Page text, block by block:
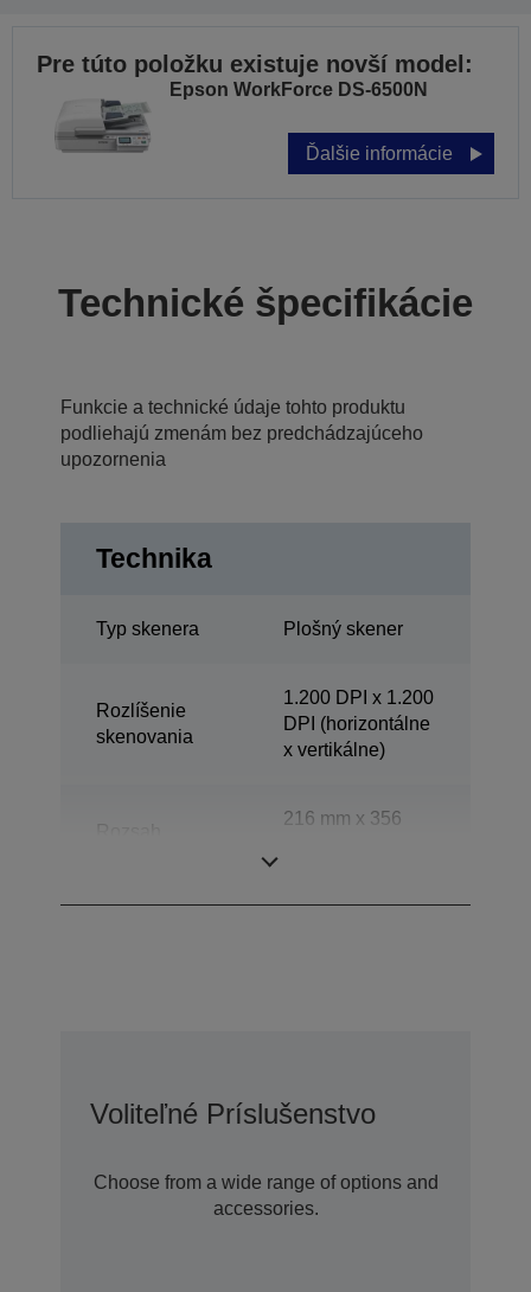
Pre túto položku existuje novší model:
Epson WorkForce DS-6500N
Ďalšie informácie
Technické špecifikácie
Funkcie a technické údaje tohto produktu
podliehajú zmenám bez predchádzajúceho
upozornenia
Technika
Typ skenera Plošný skener
Rozlíšenie
skenovania
1.200 DPI x 1.200
DPI (horizontálne
x vertikálne)
216 mm x 356
Voliteľné Príslušenstvo
Choose from a wide range of options and
accessories.